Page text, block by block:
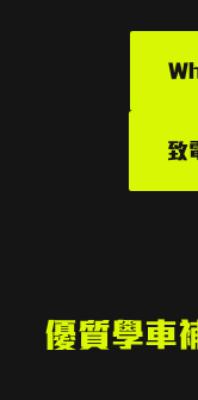
致
優質學車